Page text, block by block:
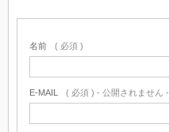
名前 ( 必須 )
E-MAIL ( 必須 ) - 公開されません -